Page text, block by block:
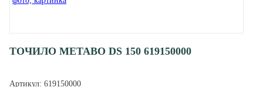
ТОЧИЛО METABO DS 150 619150000
Артикул: 619150000